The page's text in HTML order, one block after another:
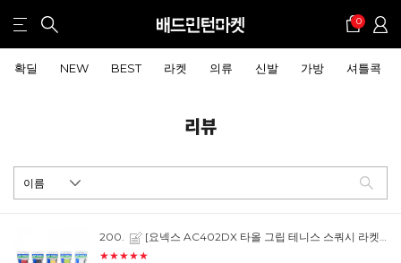
0
확딜 NEW BEST 라켓 의류 신발 가방 셔틀콕
리뷰
200. [요넥스 AC402DX 타올 그립 테니스 스쿼시 라켓 손잡이 테이프] 확실히 타올그립이라 잡을 때 땀에 안미끄러져서 좋네요
★★★★★